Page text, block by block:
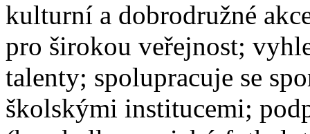
kulturní a dobrodružné
pro širokou veřejnost;
talenty; spolupracuje se
školskými institucemi;